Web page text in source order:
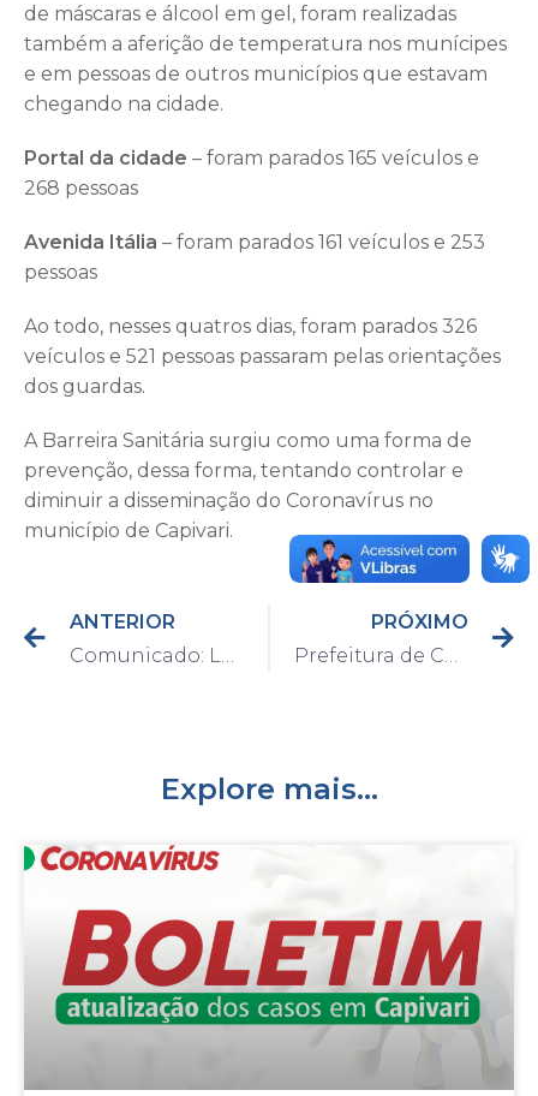
de máscaras e álcool em gel, foram realizadas
também a aferição de temperatura nos munícipes
e em pessoas de outros municípios que estavam
chegando na cidade.
Portal da cidade – foram parados 165 veículos e
268 pessoas
Avenida Itália – foram parados 161 veículos e 253
pessoas
Ao todo, nesses quatros dias, foram parados 326
veículos e 521 pessoas passaram pelas orientações
dos guardas.
A Barreira Sanitária surgiu como uma forma de
prevenção, dessa forma, tentando controlar e
diminuir a disseminação do Coronavírus no
município de Capivari.
ANTERIOR
PRÓXIMO
Explore mais...